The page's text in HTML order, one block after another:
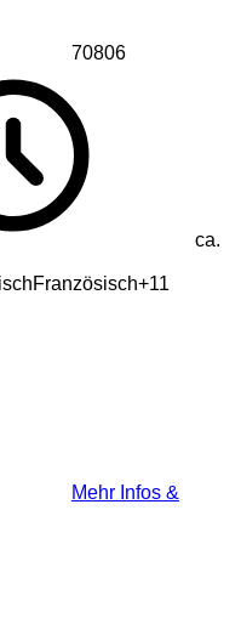
70806
ca.
Französisch+11
Mehr Infos &